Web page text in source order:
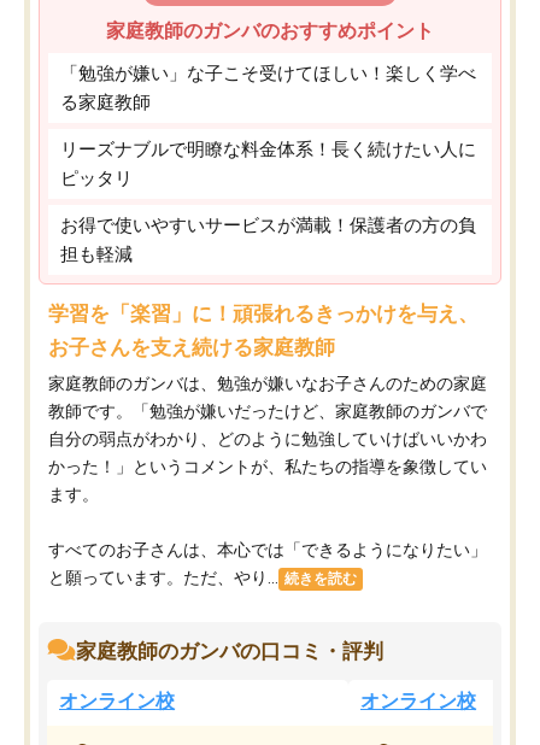
家庭教師のガンバのおすすめポイント
「勉強が嫌い」な子こそ受けてほしい！楽しく学べ
る家庭教師
リーズナブルで明瞭な料金体系！長く続けたい人に
ピッタリ
お得で使いやすいサービスが満載！保護者の方の負
担も軽減
学習を「楽習」に！頑張れるきっかけを与え、
お子さんを支え続ける家庭教師
家庭教師のガンバは、勉強が嫌いなお子さんのための家庭
教師です。「勉強が嫌いだったけど、家庭教師のガンバで
自分の弱点がわかり、どのように勉強していけばいいかわ
かった！」というコメントが、私たちの指導を象徴してい
ます。
すべてのお子さんは、本心では「できるようになりたい」
と願っています。ただ、やり...
続きを読む
家庭教師のガンバの口コミ・評判
オンライン校 オンライン校